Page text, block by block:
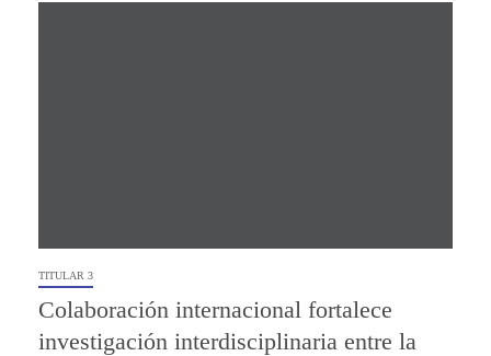
TITULAR 3
Colaboración internacional fortalece
investigación interdisciplinaria entre la